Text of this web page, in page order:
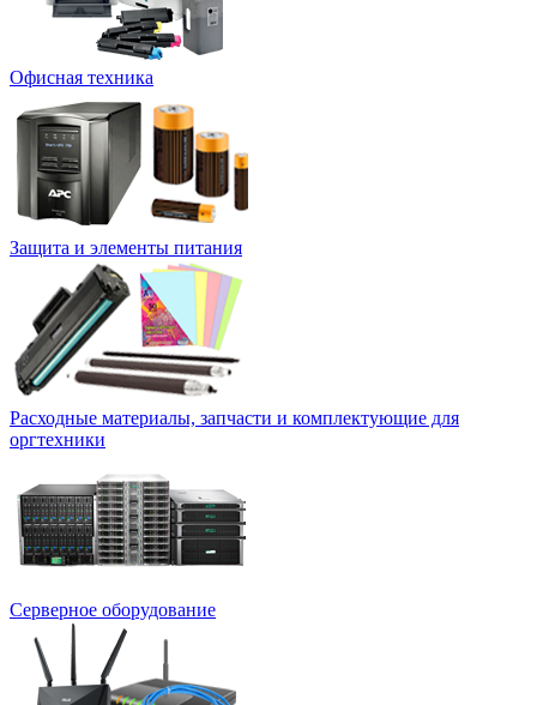
Офисная техника
Защита и элементы питания
Расходные материалы, запчасти и комплектующие для
оргтехники
Серверное оборудование